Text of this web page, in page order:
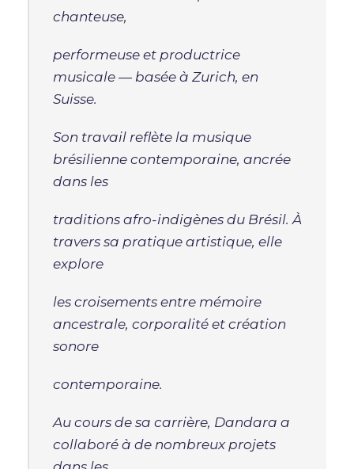
chanteuse,
performeuse et productrice
musicale — basée à Zurich, en
Suisse.
Son travail reflète la musique
brésilienne contemporaine, ancrée
dans les
traditions afro-indigènes du Brésil. À
travers sa pratique artistique, elle
explore
les croisements entre mémoire
ancestrale, corporalité et création
sonore
contemporaine.
Au cours de sa carrière, Dandara a
collaboré à de nombreux projets